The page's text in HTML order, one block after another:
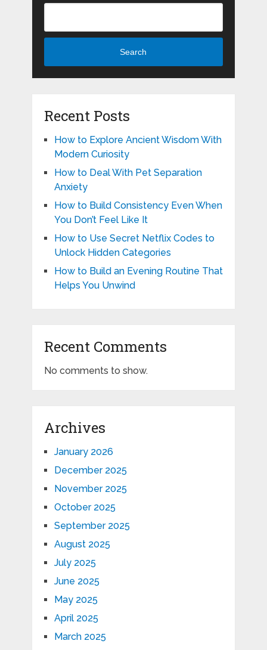
Search
Recent Posts
How to Explore Ancient Wisdom With
Modern Curiosity
How to Deal With Pet Separation
Anxiety
How to Build Consistency Even When
You Don’t Feel Like It
How to Use Secret Netflix Codes to
Unlock Hidden Categories
How to Build an Evening Routine That
Helps You Unwind
Recent Comments
No comments to show.
Archives
January 2026
December 2025
November 2025
October 2025
September 2025
August 2025
July 2025
June 2025
May 2025
April 2025
March 2025